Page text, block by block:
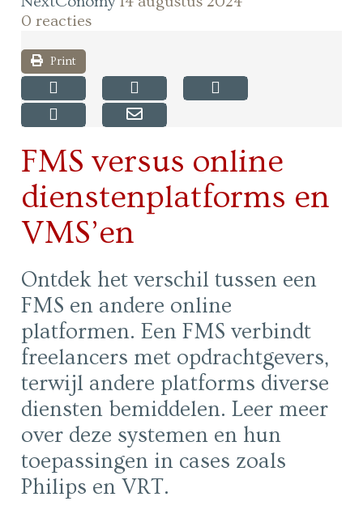
0 reacties
Print
FMS versus online
dienstenplatforms en
VMS’en
Ontdek het verschil tussen een
FMS en andere online
platformen. Een FMS verbindt
freelancers met opdrachtgevers,
terwijl andere platforms diverse
diensten bemiddelen. Leer meer
over deze systemen en hun
toepassingen in cases zoals
Philips en VRT.